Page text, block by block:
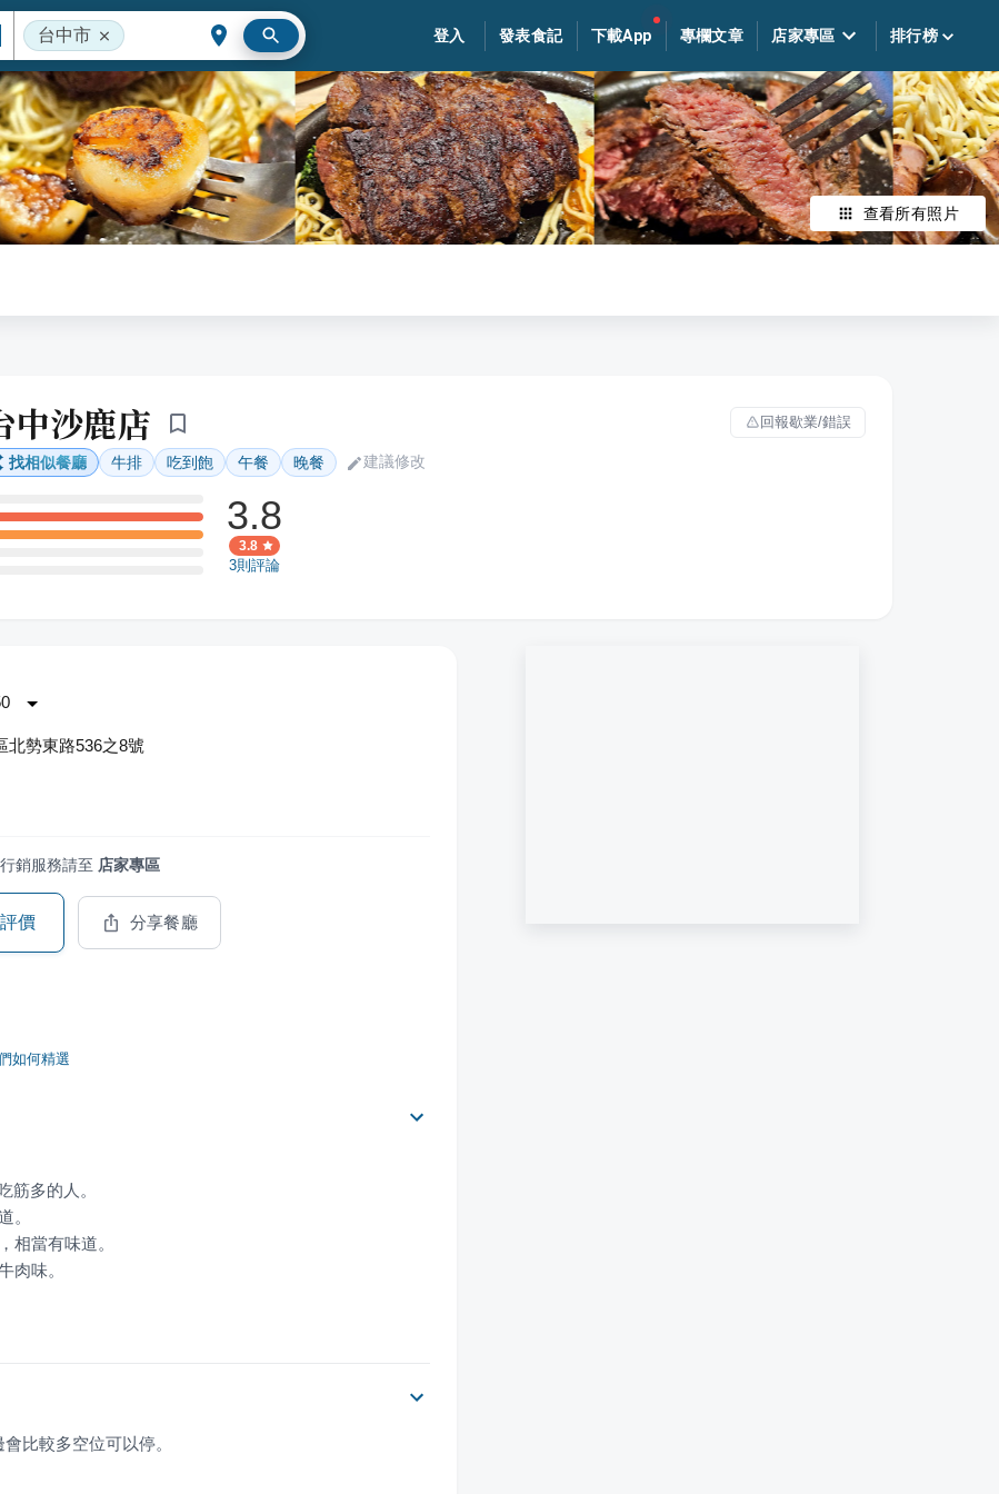
台中市 登入 發表食記 下載App 專欄文章 店家專區 排行榜
查看所有照片
中沙鹿店 回報歇業/錯誤
找相似餐廳 牛排 吃到飽 午餐 晚餐 建議修改
3.8
3.8
3則評論
北勢東路536之8號
銷服務請至 店家專區
價 分享餐廳
如何精選
比較多空位可以停。